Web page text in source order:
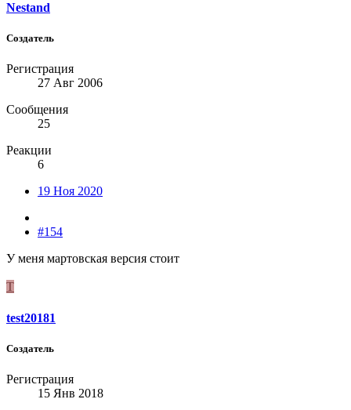
Nestand
Создатель
Регистрация
27 Авг 2006
Сообщения
25
Реакции
6
19 Ноя 2020
#154
У меня мартовская версия стоит
T
test20181
Создатель
Регистрация
15 Янв 2018